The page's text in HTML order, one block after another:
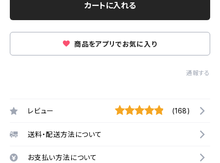
カートに入れる
商品をアプリでお気に入り
通報する
レビュー (168)
送料・配送方法について
お支払い方法について